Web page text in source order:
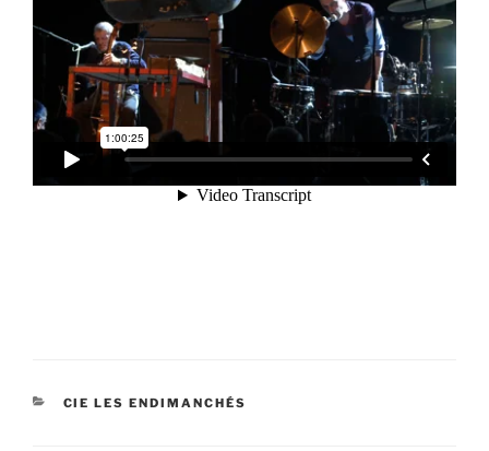
CATÉGORIES
CIE LES ENDIMANCHÉS